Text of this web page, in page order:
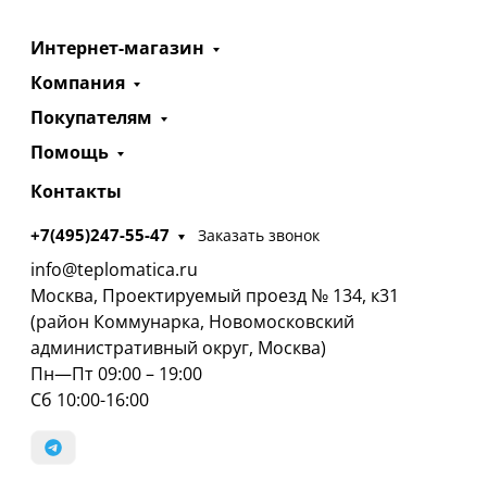
Интернет-магазин
Компания
Покупателям
Помощь
Контакты
+7(495)247-55-47 Заказать звонок
info@teplomatica.ru
Москва, Проектируемый проезд № 134, к31
(район Коммунарка, Новомосковский
административный округ, Москва)
Пн—Пт 09:00 – 19:00
Сб 10:00-16:00